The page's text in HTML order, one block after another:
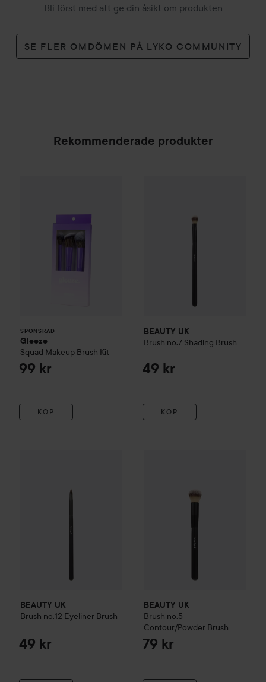
Bli först med att ge din åsikt om produkten
SE FLER OMDÖMEN PÅ LYKO COMMUNITY
Rekommenderade produkter
SPONSRAD
Gleeze
Squad Makeup Brush Kit
99 kr
KÖP
BEAUTY UK
Brush no.7 Shading Brush
49 kr
KÖP
BEAUTY UK
Brush no.12 Eyeliner Brush
49 kr
BEAUTY UK
Brush no.5
Contour/Powder Brush
79 kr